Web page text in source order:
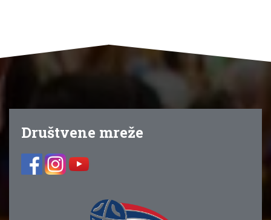
Društvene mreže